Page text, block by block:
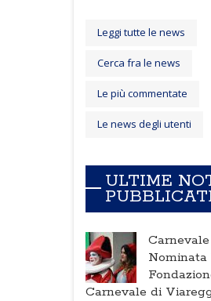
Leggi tutte le news
Cerca fra le news
Le più commentate
Le news degli utenti
ULTIME
Carnevale di